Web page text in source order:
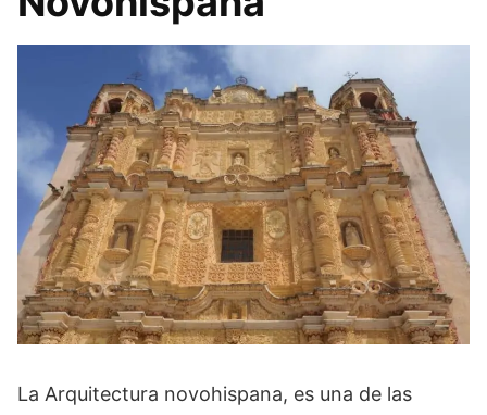
La Arquitectura novohispana, es una de las